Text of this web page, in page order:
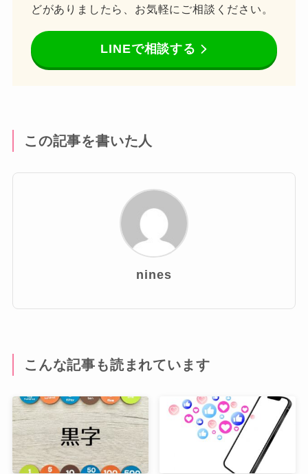
どがありましたら、お気軽にご相談ください。
LINEで相談する
この記事を書いた人
nines
こんな記事も読まれています